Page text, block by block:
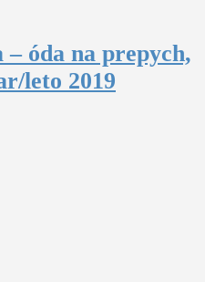
– óda na prepych,
leto 2019